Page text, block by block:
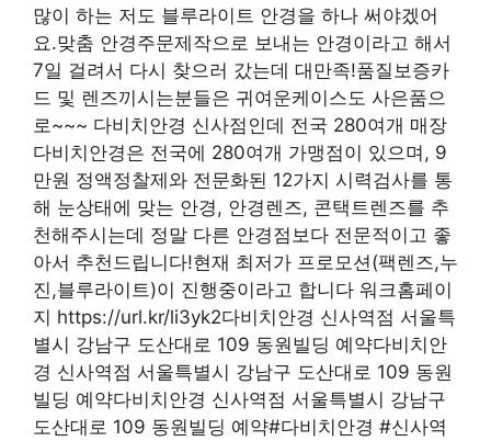
많이 하는 저도 블루라이트 안경을 하나 써야겠어
요.맞춤 안경주문제작으로 보내는 안경이라고 해서
7일 걸려서 다시 찾으러 갔는데 대만족!품질보증카
드 및 렌즈끼시는분들은 귀여운케이스도 사은품으
로~~~ 다비치안경 신사점인데 전국 280여개 매장
다비치안경은 전국에 280여개 가맹점이 있으며, 9
만원 정액정찰제와 전문화된 12가지 시력검사를 통
해 눈상태에 맞는 안경, 안경렌즈, 콘택트렌즈를 추
천해주시는데 정말 다른 안경점보다 전문적이고 좋
아서 추천드립니다!현재 최저가 프로모션(팩렌즈,누
진,블루라이트)이 진행중이라고 합니다 워크홈페이
지 https://url.kr/li3yk2다비치안경 신사역점 서울특
별시 강남구 도산대로 109 동원빌딩 예약다비치안
경 신사역점 서울특별시 강남구 도산대로 109 동원
빌딩 예약다비치안경 신사역점 서울특별시 강남구
도산대로 109 동원빌딩 예약#다비치안경 #신사역